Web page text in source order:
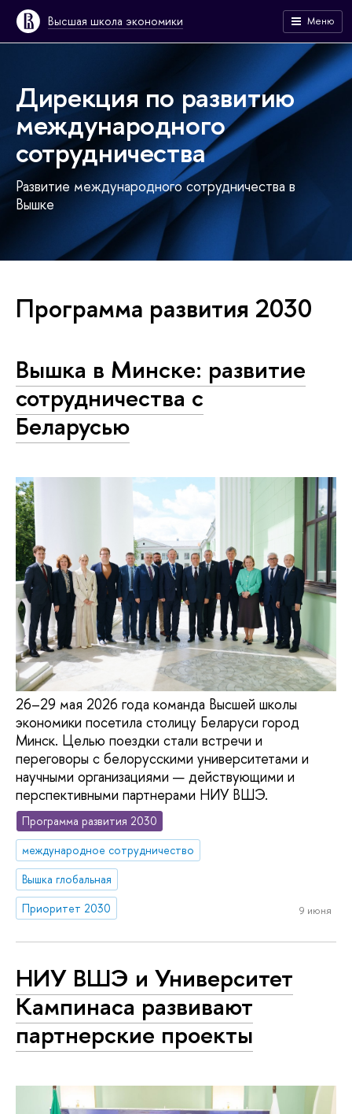
Высшая школа экономики Меню
Дирекция по развитию
международного
сотрудничества
Развитие международного сотрудничества в
Вышке
Программа развития 2030
Вышка в Минске: развитие
сотрудничества с
Беларусью
26–29 мая 2026 года команда Высшей школы
экономики посетила столицу Беларуси город
Минск. Целью поездки стали встречи и
переговоры с белорусскими университетами и
научными организациями — действующими и
перспективными партнерами НИУ ВШЭ.
Программа развития 2030
международное сотрудничество
Вышка глобальная
Приоритет 2030
9 июня
НИУ ВШЭ и Университет
Кампинаса развивают
партнерские проекты